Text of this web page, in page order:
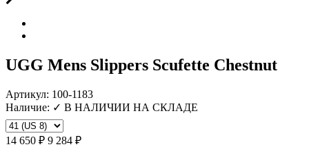
UGG Mens Slippers Scufette Chestnut
Артикул: 100-1183
Наличие: ✓ В НАЛИЧИИ НА СКЛАДЕ
14 650 ₽ 9 284 ₽